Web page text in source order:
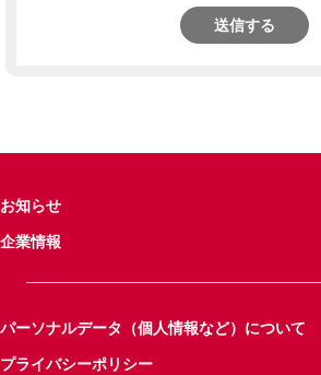
送信する
お知らせ
企業情報
パーソナルデータ（個人情報など）について
プライバシーポリシー